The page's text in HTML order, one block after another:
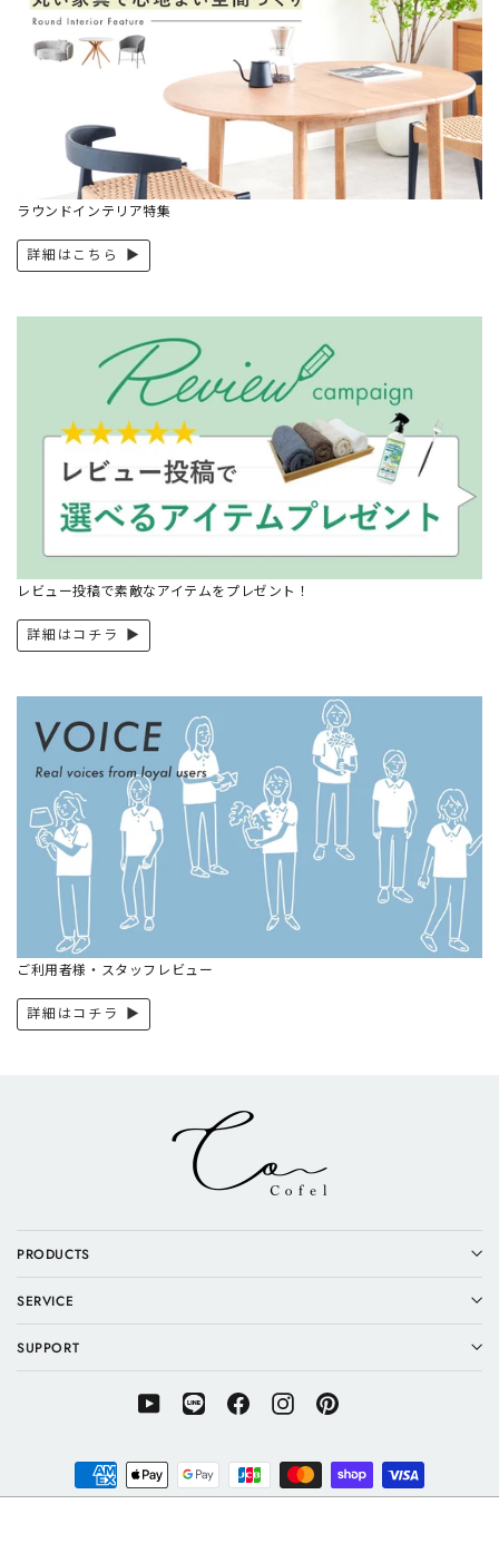
ラウンドインテリア特集
詳細はこちら ▶︎
レビュー投稿で素敵なアイテムをプレゼント！
詳細はコチラ ▶︎
ご利用者様・スタッフレビュー
詳細はコチラ ▶︎
PRODUCTS
SERVICE
SUPPORT
YouTube LINE FacebookInstagram